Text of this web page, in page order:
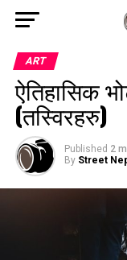
ART
ऐतिहासिक
(तस्विरहरु)
Published 2
By Street